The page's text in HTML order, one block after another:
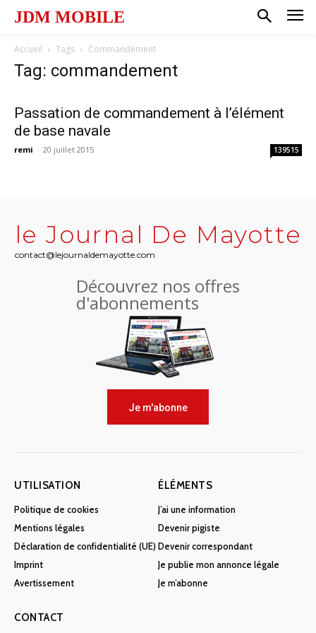
JDM MOBILE
Accueil Tags Commandement
Tag: commandement
Passation de commandement à l’élément
de base navale
remi - 20 juillet 2015 139515
le Journal De Mayotte
contact@lejournaldemayotte.com
Découvrez nos offres
d'abonnements
Je m'abonne
UTILISATION
Politique de cookies
Mentions légales
Déclaration de confidentialité (UE)
Imprint
Avertissement
ÉLÉMENTS
J’ai une information
Devenir pigiste
Devenir correspondant
Je publie mon annonce légale
Je m’abonne
CONTACT